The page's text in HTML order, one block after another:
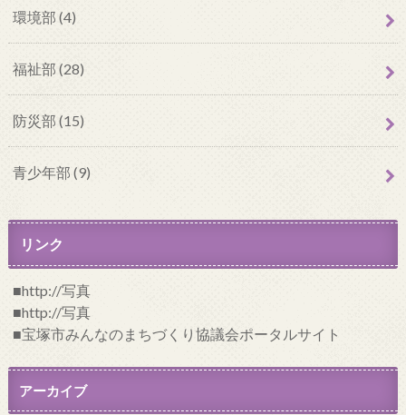
環境部 (4)
福祉部 (28)
防災部 (15)
青少年部 (9)
リンク
http://写真
http://写真
宝塚市みんなのまちづくり協議会ポータルサイト
アーカイブ